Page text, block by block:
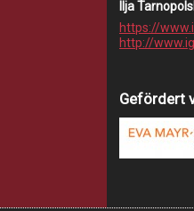
Ilja
https://
http://
Gefördert